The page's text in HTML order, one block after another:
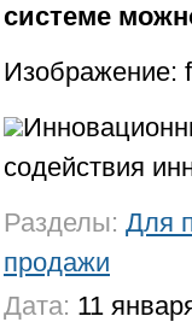
системе
Изображение:
содействия
Разделы: Для
продажи
Дата: 11